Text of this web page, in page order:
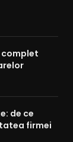
de ce
firmei